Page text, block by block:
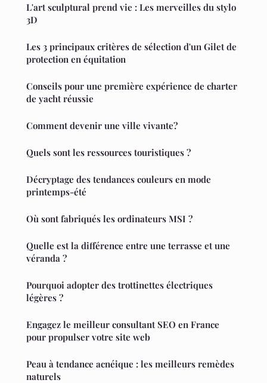
L'art sculptural prend vie : Les merveilles du stylo
3D
Les 3 principaux critères de sélection d'un Gilet de
protection en équitation
Conseils pour une première expérience de charter
de yacht réussie
Comment devenir une ville vivante?
Quels sont les ressources touristiques ?
Décryptage des tendances couleurs en mode
printemps-été
Où sont fabriqués les ordinateurs MSI ?
Quelle est la différence entre une terrasse et une
véranda ?
Pourquoi adopter des trottinettes électriques
légères ?
Engagez le meilleur consultant SEO en France
pour propulser votre site web
Peau à tendance acnéique : les meilleurs remèdes
naturels